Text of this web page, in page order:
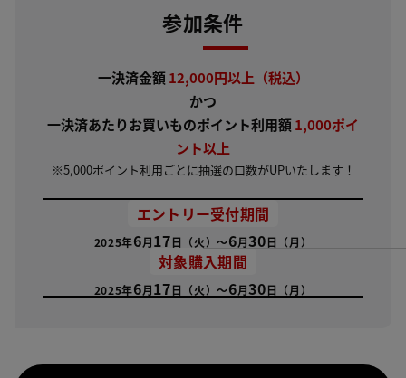
参加条件
一決済金額12,000円以上（税込）
かつ
一決済あたりお買いものポイント利用額1,000ポイ
ント以上
※5,000ポイント利用ごとに抽選の口数がUPいたします！
エントリー受付期間
2025年6月17日（火）～6月30日（月）
対象購入期間
2025年6月17日（火）～6月30日（月）